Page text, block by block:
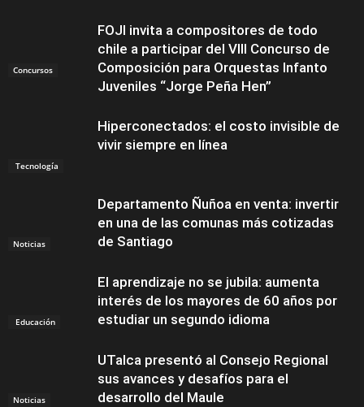
Concursos
FOJI invita a compositores de todo
chile a participar del VIII Concurso de
Composición para Orquestas Infanto
Juveniles “Jorge Peña Hen”
Tecnología
Hiperconectados: el costo invisible de
vivir siempre en línea
Noticias
Departamento Ñuñoa en venta: invertir
en una de las comunas más cotizadas
de Santiago
Educación
El aprendizaje no se jubila: aumenta
interés de los mayores de 60 años por
estudiar un segundo idioma
Noticias
UTalca presentó al Consejo Regional
sus avances y desafíos para el
desarrollo del Maule